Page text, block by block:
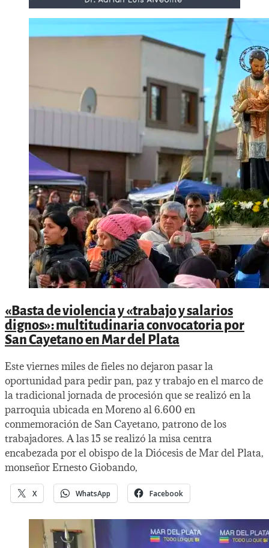
«Basta de violencia y «trabajo y salarios
dignos»: multitudinaria convocatoria por
San Cayetano en Mar del Plata
Este viernes miles de fieles no dejaron pasar la
oportunidad para pedir pan, paz y trabajo en el marco de
la tradicional jornada de procesión que se realizó en la
parroquia ubicada en Moreno al 6.600 en
conmemoración de San Cayetano, patrono de los
trabajadores. A las 15 se realizó la misa centra
encabezada por el obispo de la Diócesis de Mar del Plata,
monseñor Ernesto Giobando,
X WhatsApp Facebook